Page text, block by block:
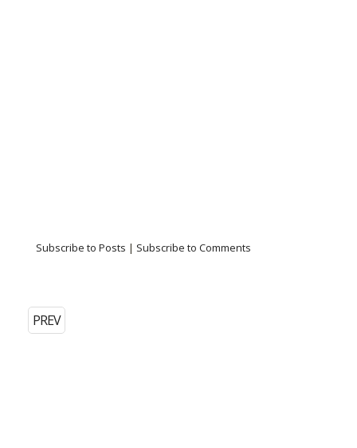
Subscribe to Posts | Subscribe to Comments
PREV